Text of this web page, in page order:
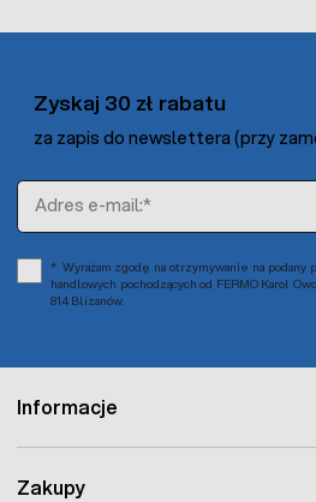
Informacje
Zakupy
Zyskaj 30 zł rabatu
za zapis do newslettera (przy
Adres e-mail
Wyrażam zgodę na otrzymywanie na
handlowych pochodzących od FERMO Karol
814 Blizanów.